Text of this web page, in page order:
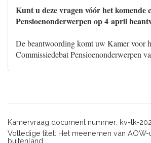
Kunt u deze vragen vóór het komende
Pensioenonderwerpen op 4 april
De beantwoording komt uw Kamer voor
Commissiedebat Pensioenonderwerpen
Kamervraag document nummer: kv-tk-
Volledige titel: Het meenemen van AOW-
buitenland